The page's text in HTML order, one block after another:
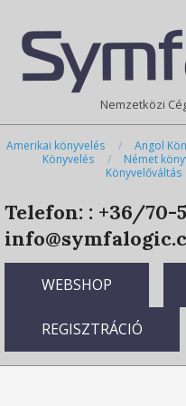
content
Navigation
Menu
Nemzetközi
Amerikai könyvelés Angol
Könyvelés
Német
Könyvelőváltás
Telefon: : +36/70-
WEBSHOP
REGISZTRÁCIÓ